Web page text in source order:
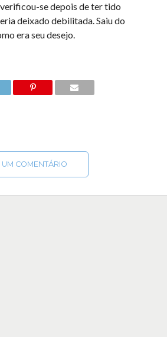
se depois de ter tido
deixado debilitada. Saiu do
era seu desejo.
COMENTÁRIO